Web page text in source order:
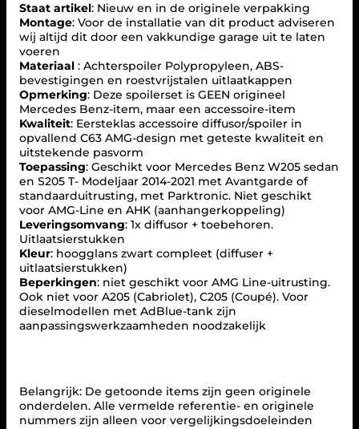
r
d
u
i
t
r
u
s
t
i
n
g
d
i
f
f
u
s
e
r
+
u
i
a
t
s
Staat artikel: Nieuw en in de originele verpakking
Montage: Voor de installatie van dit product adviseren
wij altijd dit door een vakkundige garage uit te laten
voeren
Materiaal : Achterspoiler Polypropyleen, ABS-
bevestigingen en roestvrijstalen uitlaatkappen
Opmerking: Deze spoilerset is GEEN origineel
Mercedes Benz-item, maar een accessoire-item
Kwaliteit: Eersteklas accessoire diffusor/spoiler in
opvallend C63 AMG-design met geteste kwaliteit en
uitstekende pasvorm
Toepassing: Geschikt voor Mercedes Benz W205 sedan
en S205 T- Modeljaar 2014-2021 met Avantgarde of
standaarduitrusting, met Parktronic. Niet geschikt
voor AMG-Line en AHK (aanhangerkoppeling)
Leveringsomvang: 1x diffusor + toebehoren.
Uitlaatsierstukken
Kleur: hoogglans zwart compleet (diffuser +
uitlaatsierstukken)
Beperkingen: niet geschikt voor AMG Line-uitrusting.
Ook niet voor A205 (Cabriolet), C205 (Coupé). Voor
dieselmodellen met AdBlue-tank zijn
aanpassingswerkzaamheden noodzakelijk
Belangrijk: De getoonde items zijn geen originele
onderdelen. Alle vermelde referentie- en originele
nummers zijn alleen voor vergelijkingsdoeleinden